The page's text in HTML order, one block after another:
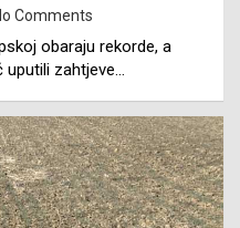
Comments
obaraju rekorde, a
uputili zahtjeve…